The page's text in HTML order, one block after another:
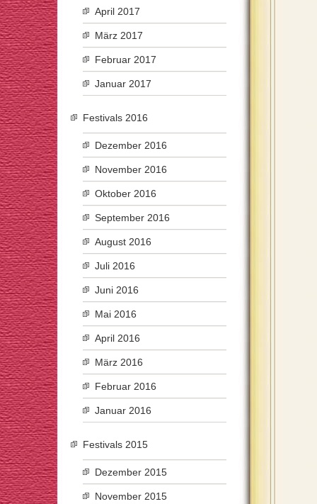
April 2017
März 2017
Februar 2017
Januar 2017
Festivals 2016
Dezember 2016
November 2016
Oktober 2016
September 2016
August 2016
Juli 2016
Juni 2016
Mai 2016
April 2016
März 2016
Februar 2016
Januar 2016
Festivals 2015
Dezember 2015
November 2015